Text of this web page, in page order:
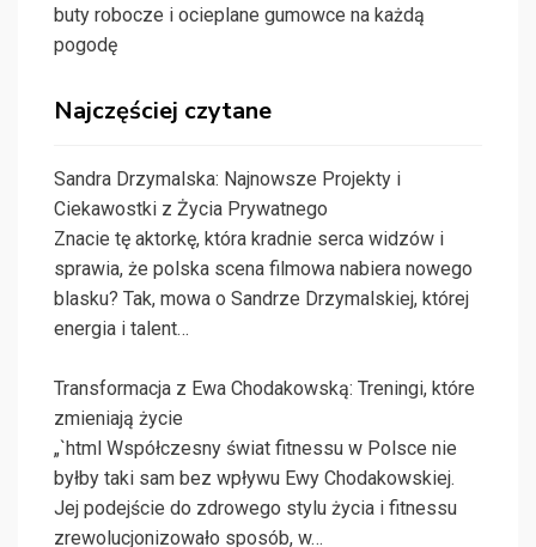
buty robocze i ocieplane gumowce na każdą
pogodę
Najczęściej czytane
Sandra Drzymalska: Najnowsze Projekty i
Ciekawostki z Życia Prywatnego
Znacie tę aktorkę, która kradnie serca widzów i
sprawia, że polska scena filmowa nabiera nowego
blasku? Tak, mowa o Sandrze Drzymalskiej, której
energia i talent…
Transformacja z Ewa Chodakowską: Treningi, które
zmieniają życie
„`html Współczesny świat fitnessu w Polsce nie
byłby taki sam bez wpływu Ewy Chodakowskiej.
Jej podejście do zdrowego stylu życia i fitnessu
zrewolucjonizowało sposób, w…